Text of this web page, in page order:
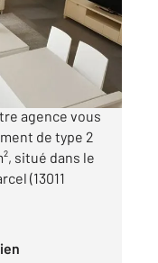
13011 Saint-
agence vous
de type 2
situé dans le
(13011